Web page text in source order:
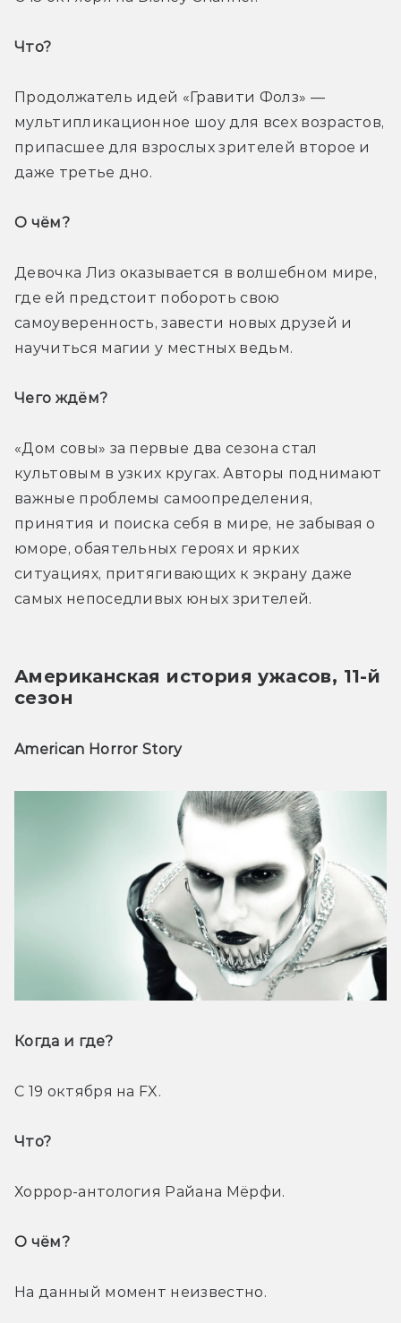
Что?
Продолжатель идей «Гравити Фолз» —
мультипликационное шоу для всех возрастов,
припасшее для взрослых зрителей второе и
даже третье дно.
О чём?
Девочка Лиз оказывается в волшебном мире,
где ей предстоит побороть свою
самоуверенность, завести новых друзей и
научиться магии у местных ведьм.
Чего ждём?
«Дом совы» за первые два сезона стал
культовым в узких кругах. Авторы поднимают
важные проблемы самоопределения,
принятия и поиска себя в мире, не забывая о
юморе, обаятельных героях и ярких
ситуациях, притягивающих к экрану даже
самых непоседливых юных зрителей.
Американская история ужасов, 11-й
сезон
American Horror Story
Когда и где?
С 19 октября на FX.
Что?
Хоррор-антология Райана Мёрфи.
О чём?
На данный момент неизвестно.